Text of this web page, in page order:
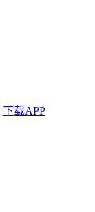
下载APP